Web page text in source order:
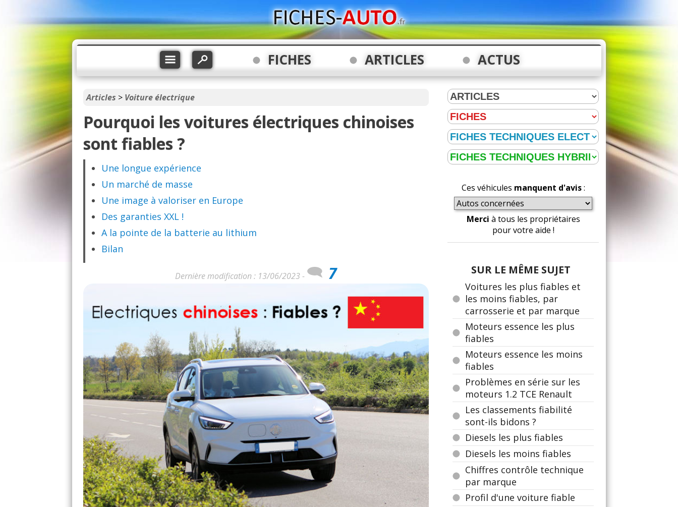
FICHES ARTICLES ACTUS
Articles > Voiture électrique
Pourquoi les voitures électriques chinoises
sont fiables ?
Une longue expérience
Un marché de masse
Une image à valoriser en Europe
Des garanties XXL !
A la pointe de la batterie au lithium
Bilan
Dernière modification : 13/06/2023 - 7
Ces véhicules manquent d'avis:
Merci à tous les propriétaires
pour votre aide !
SUR LE MÊME SUJET
Voitures les plus fiables et
les moins fiables, par
carrosserie et par marque
Moteurs essence les plus
fiables
Moteurs essence les moins
fiables
Problèmes en série sur les
moteurs 1.2 TCE Renault
Les classements fiabilité
sont-ils bidons ?
Diesels les plus fiables
Diesels les moins fiables
Chiffres contrôle technique
par marque
Profil d'une voiture fiable